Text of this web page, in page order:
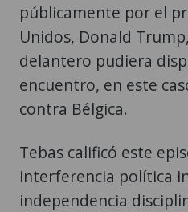
públicamente por el
Unidos, Donald
delantero pudiera
encuentro, en este
contra Bélgica.
Tebas calificó este
interferencia política
independencia